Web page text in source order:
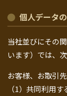
個人データ
当社並びにその
います）では、
お客様、お取引
（1）共同利用